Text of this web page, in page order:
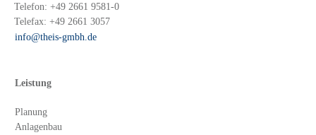
Telefon: +49 2661 9581-0
Telefax: +49 2661 3057
info@theis-gmbh.de
Leistung
Planung
Anlagenbau